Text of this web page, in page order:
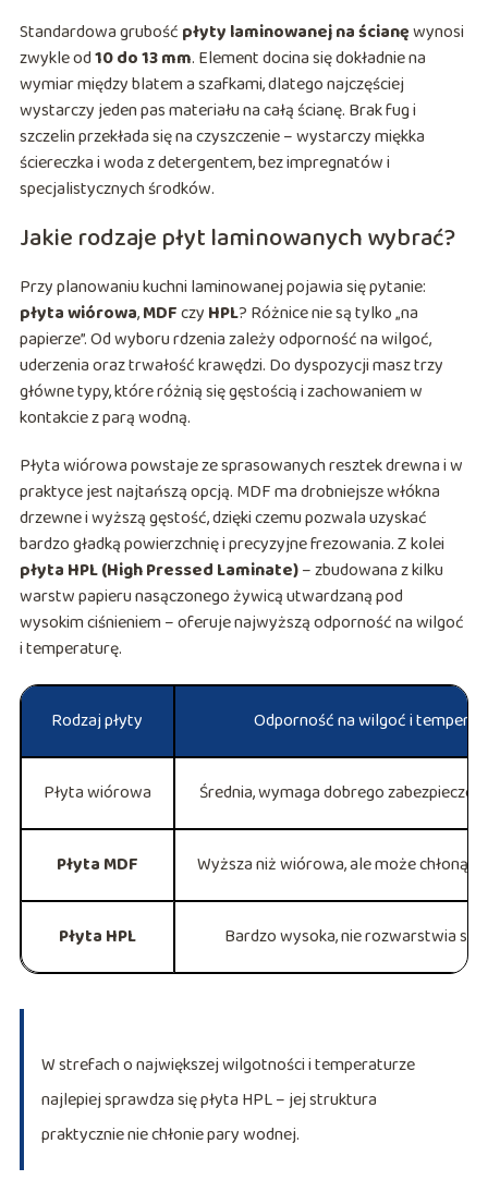
Standardowa grubość płyty laminowanej na ścianęwynosi
zwykle od10 do 13 mm. Element docina się dokładnie na
wymiar między blatem a szafkami, dlatego najczęściej
wystarczy jeden pas materiału na całą ścianę. Brak fug i
szczelin przekłada się na czyszczenie – wystarczy miękka
ściereczka i woda z detergentem, bez impregnatów i
specjalistycznych środków.
Jakie rodzaje płyt laminowanych wybrać?
Przy planowaniu kuchni laminowanej pojawia się pytanie:
płyta wiórowa,MDFczy HPL? Różnice nie są tylko „na
papierze”. Od wyboru rdzenia zależy odporność na wilgoć,
uderzenia oraz trwałość krawędzi. Do dyspozycji masz trzy
główne typy, które różnią się gęstością i zachowaniem w
kontakcie z parą wodną.
Płyta wiórowa powstaje ze sprasowanych resztek drewna i w
praktyce jest najtańszą opcją. MDF ma drobniejsze włókna
drzewne i wyższą gęstość, dzięki czemu pozwala uzyskać
bardzo gładką powierzchnię i precyzyjne frezowania. Z kolei
płyta HPL (High Pressed Laminate)– zbudowana z kilku
warstw papieru nasączonego żywicą utwardzaną pod
wysokim ciśnieniem – oferuje najwyższą odporność na wilgoć
i temperaturę.
Rodzaj płyty Odporność na wilgoć i
Płyta wiórowa Średnia, wymaga dobrego
Płyta MDF Wyższa niż wiórowa, ale może chłonąć
Płyta HPL Bardzo wysoka, nie rozwarstwia się
W strefach o największej wilgotności i temperaturze
najlepiej sprawdza się płyta HPL – jej struktura
praktycznie nie chłonie pary wodnej.